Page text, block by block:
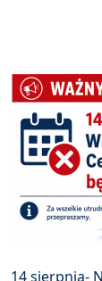
14 sierpnia-